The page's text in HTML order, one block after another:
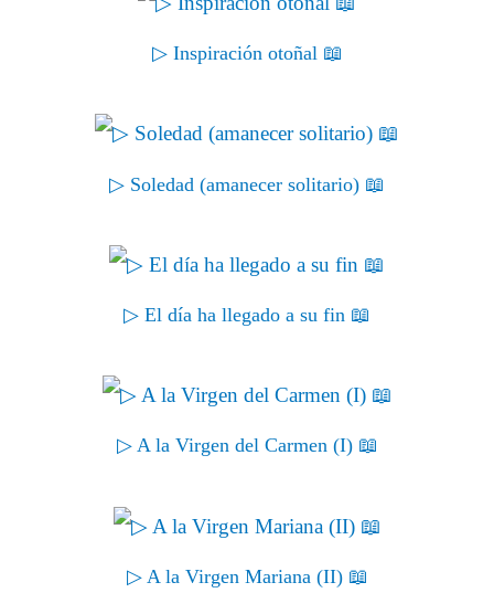
▷ Inspiración otoñal 📖
▷ Soledad (amanecer solitario) 📖
▷ El día ha llegado a su fin 📖
▷ A la Virgen del Carmen (I) 📖
▷ A la Virgen Mariana (II) 📖